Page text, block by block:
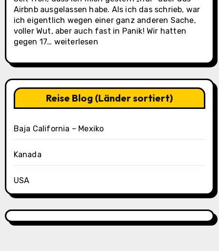
Airbnb ausgelassen habe. Als ich das schrieb, war
ich eigentlich wegen einer ganz anderen Sache,
voller Wut, aber auch fast in Panik! Wir hatten
gegen 17… La
(Casa
3)
weiterlesen
Reise Blog (Länder sortiert)
Baja California – Mexiko
Kanada
USA